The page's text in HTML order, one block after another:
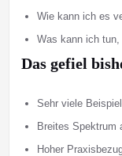
Wie kann ich es
Was kann ich
Das gefiel
Sehr viele
Breites Spektrum
Hoher